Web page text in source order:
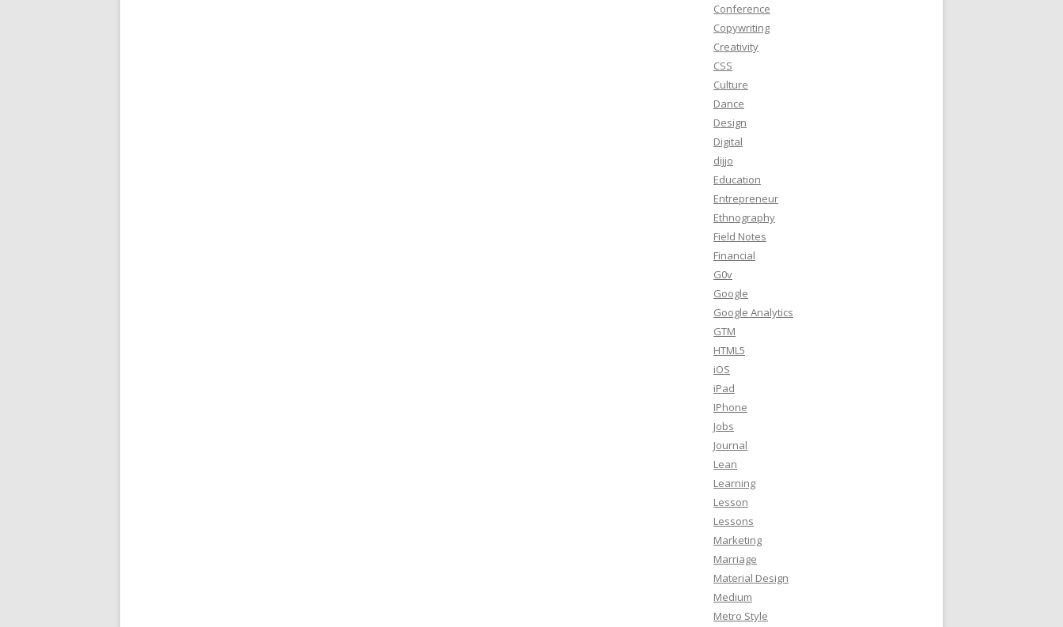
Conference
Copywriting
Creativity
CSS
Culture
Dance
Design
Digital
dijjo
Education
Entrepreneur
Ethnography
Field Notes
Financial
G0v
Google
Google Analytics
GTM
HTML5
iOS
iPad
IPhone
Jobs
Journal
Lean
Learning
Lesson
Lessons
Marketing
Marriage
Material Design
Medium
Metro Style